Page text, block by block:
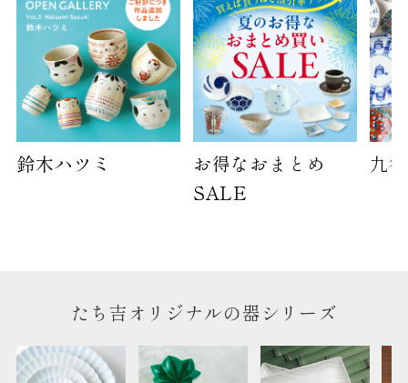
のしについて
のしについてはこちらをご覧ください
鈴木ハツミ
お得なおまとめ
SALE
九
たち吉オリジナルの器シリーズ